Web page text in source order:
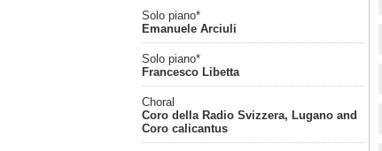
Solo piano*
Emanuele Arciuli
Solo piano*
Francesco Libetta
Choral
Coro della Radio Svizzera, Lugano and
Coro calicantus